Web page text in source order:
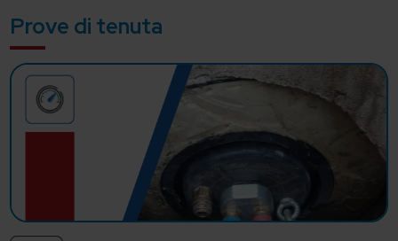
Prove di tenuta